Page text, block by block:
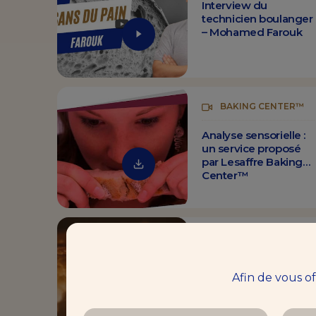
Afin de vous
Interview du
technicien boulanger
– Mohamed Farouk
BAKING CENTER™
Analyse sensorielle :
un service proposé
par Lesaffre Baking
Center™
technicien boulanger